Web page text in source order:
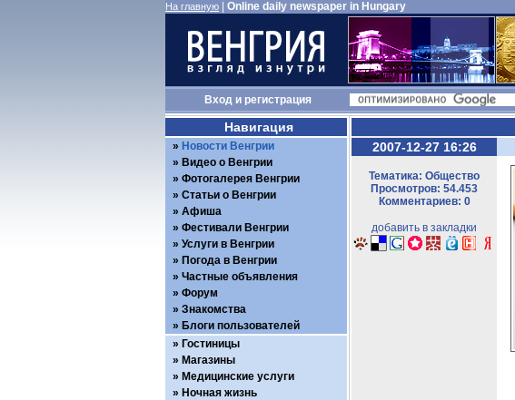
На главную Online daily newspaper in Hungary
Входи регистрация
2007-12-27 16:26
Тематика: Общество
Просмотров: 54.453
Комментариев: 0
добавить в закладки
Навигация
Новости Венгрии
Видео о Венгрии
Фотогалерея Венгрии
Статьи о Венгрии
Афиша
Фестивали Венгрии
Услуги в Венгрии
Погода в Венгрии
Частные объявления
Форум
Знакомства
Блоги пользователей
Гостиницы
Магазины
Медицинские услуги
Ночная жизнь